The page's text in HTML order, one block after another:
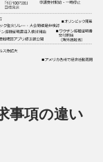
事項の違い